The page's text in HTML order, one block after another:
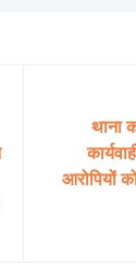
थाना
आरोपियों